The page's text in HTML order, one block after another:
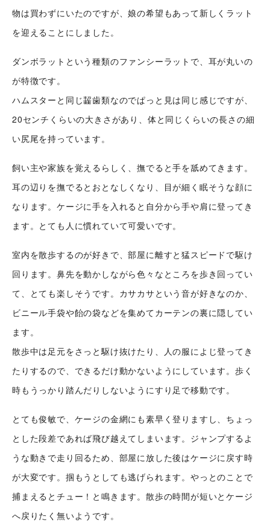
物は買わずにいたのですが、娘の希望もあって新しくラット
を迎えることにしました。
ダンボラットという種類のファンシーラットで、耳が丸いの
が特徴です。
ハムスターと同じ齧歯類なのでぱっと見は同じ感じですが、
20センチくらいの大きさがあり、体と同じくらいの長さの細
い尻尾を持っています。
飼い主や家族を覚えるらしく、撫でると手を舐めてきます。
耳の辺りを撫でるとおとなしくなり、目が細く眠そうな顔に
なります。ケージに手を入れると自分から手や肩に登ってき
ます。とても人に慣れていて可愛いです。
室内を散歩するのが好きで、部屋に離すと猛スピードで駆け
回ります。鼻先を動かしながら色々なところを歩き回ってい
て、とても楽しそうです。カサカサという音が好きなのか、
ビニール手袋や飴の袋などを集めてカーテンの裏に隠してい
ます。
散歩中は足元をさっと駆け抜けたり、人の服によじ登ってき
たりするので、できるだけ動かないようにしています。歩く
時もうっかり踏んだりしないようにすり足で移動です。
とても俊敏で、ケージの金網にも素早く登りますし、ちょっ
とした段差であれば飛び越えてしまいます。ジャンプするよ
うな動きで走り回るため、部屋に放した後はケージに戻す時
が大変です。掴もうとしても逃げられます。やっとのことで
捕まえるとチュー！と鳴きます。散歩の時間が短いとケージ
へ戻りたく無いようです。